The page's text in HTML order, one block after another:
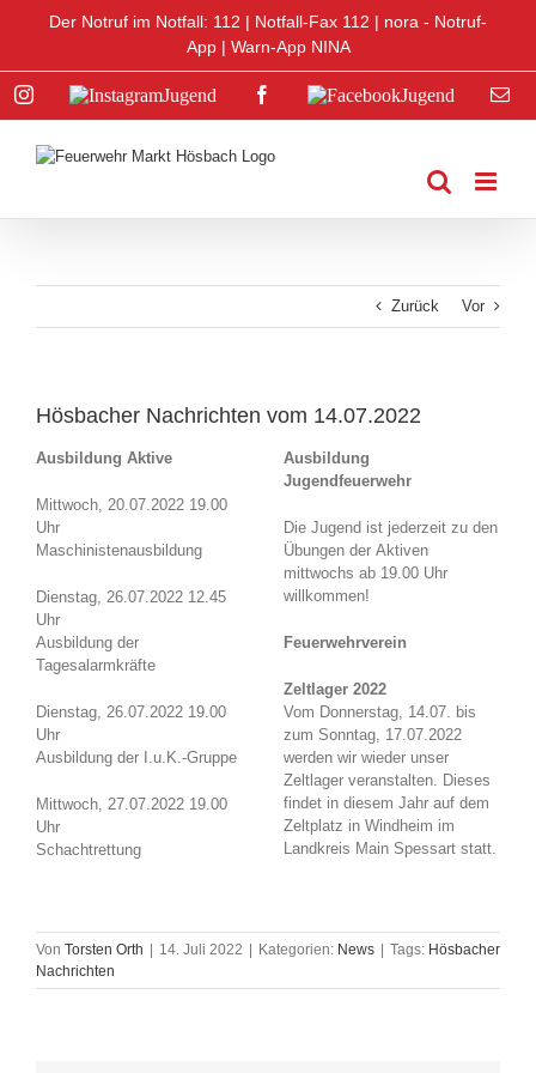
Der Notruf im Notfall: 112 | Notfall-Fax 112 | nora - Notruf-
App| Warn-App NINA
InstagramInstagram
Facebook
Facebook
E-
Zurück Vor
Hösbacher Nachrichten vom 14.07.2022
Ausbildung Aktive
Mittwoch, 20.07.2022 19.00
Uhr
Maschinistenausbildung
Dienstag, 26.07.2022 12.45
Uhr
Ausbildung der
Tagesalarmkräfte
Dienstag, 26.07.2022 19.00
Uhr
Ausbildung der I.u.K.-Gruppe
Mittwoch, 27.07.2022 19.00
Uhr
Schachtrettung
Ausbildung
Jugendfeuerwehr
Die Jugend ist jederzeit zu den
Übungen der Aktiven
mittwochs ab 19.00 Uhr
willkommen!
Feuerwehrverein
Zeltlager 2022
Vom Donnerstag, 14.07. bis
zum Sonntag, 17.07.2022
werden wir wieder unser
Zeltlager veranstalten. Dieses
findet in diesem Jahr auf dem
Zeltplatz in Windheim im
Landkreis Main Spessart statt.
Von Torsten Orth 14. Juli 2022 Kategorien: News Tags: Hösbacher
Nachrichten